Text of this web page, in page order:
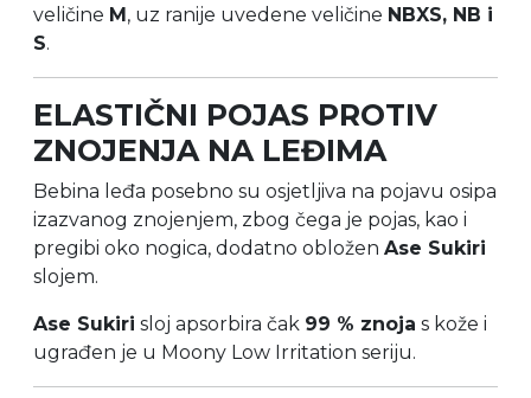
veličine M, uz ranije uvedene veličine NBXS, NB i
S.
ELASTIČNI POJAS PROTIV
ZNOJENJA NA LEĐIMA
Bebina leđa posebno su osjetljiva na pojavu osipa
izazvanog znojenjem, zbog čega je pojas, kao i
pregibi oko nogica, dodatno obložen Ase Sukiri
slojem.
Ase Sukiri sloj apsorbira čak 99 % znoja s kože i
ugrađen je u Moony Low Irritation seriju.